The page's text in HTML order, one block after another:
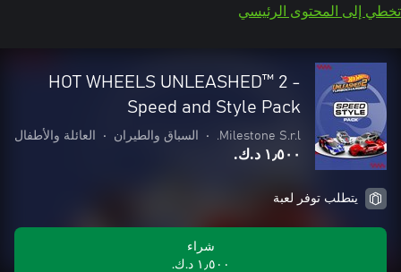
تخطي إلى المحتوى الرئيسي
HOT WHEELS UNLEASHED™ 2 -
Speed and Style Pack
Milestone S.r.l.
• السباق والطيران • العائلة والأطفال
١٫٥٠٠ د.ك.‏
يتطلب توفر لعبة
شراء
١٫٥٠٠ د.ك.‏